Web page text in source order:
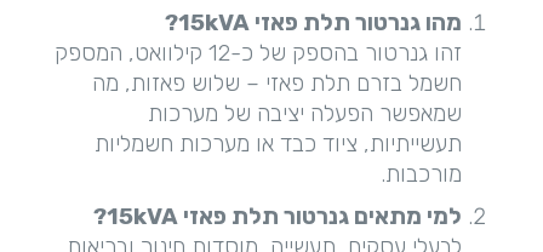
מהו גנרטור תלת פאזי 15 kVA?
זהו גנרטור בהספק של כ-12 קילוואט, המספק
חשמל בזרם תלת פאזי – שלוש פאזות, מה
שמאפשר הפעלה יציבה של מערכות
תעשייתיות, ציוד כבד או מערכות חשמליות
מורכבות.
למי מתאים גנרטור תלת פאזי 15 kVA?